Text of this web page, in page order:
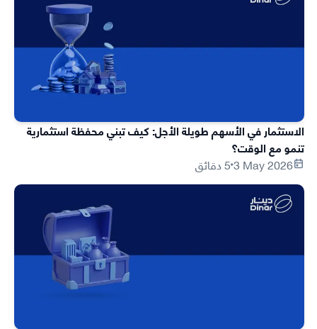
الاستثمار في الأسهم طويلة الأجل: كيف تبني محفظة استثمارية
تنمو مع الوقت؟
3 May 20265 دقائق